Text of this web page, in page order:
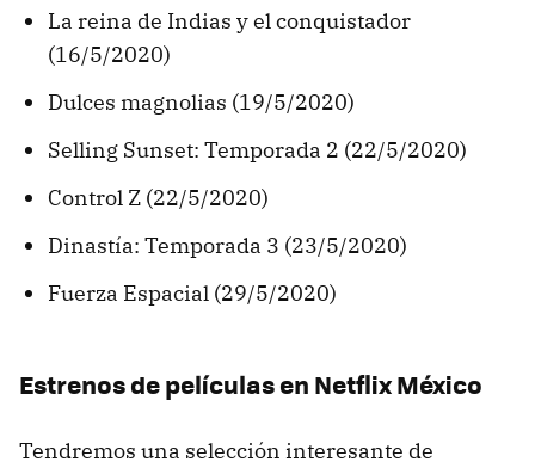
La reina de Indias y el conquistador
(16/5/2020)
Dulces magnolias (19/5/2020)
Selling Sunset: Temporada 2 (22/5/2020)
Control Z (22/5/2020)
Dinastía: Temporada 3 (23/5/2020)
Fuerza Espacial (29/5/2020)
Estrenos de películas en Netflix México
Tendremos una selección interesante de